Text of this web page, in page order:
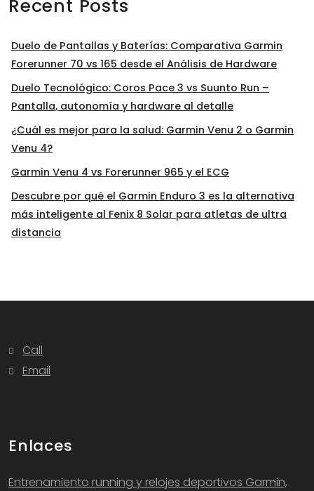
Recent Posts
Duelo de Pantallas y Baterías: Comparativa Garmin
Forerunner 70 vs 165 desde el Análisis de Hardware
Duelo Tecnológico: Coros Pace 3 vs Suunto Run –
Pantalla, autonomía y hardware al detalle
¿Cuál es mejor para la salud: Garmin Venu 2 o Garmin
Venu 4?
Garmin Venu 4 vs Forerunner 965 y el ECG
Descubre por qué el Garmin Enduro 3 es la alternativa
más inteligente al Fenix 8 Solar para atletas de ultra
distancia
Call
Email
Enlaces
Entrenamiento running y relojes deportivos Garmin,